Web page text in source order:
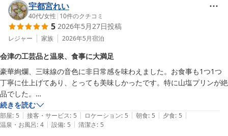
宇都宮れい
40代/女性 | 10件のクチコミ
5 2026年5月27日投稿
レジャー 家族 2026年5月宿泊
会津の工芸品と温泉、食事に大満足
豪華絢爛、三味線の音色に非日常感を味わえました。お食事も1つ1つ
丁寧に仕上げてあり、とっても美味しかったです。特に山塩プリンが絶
品でした。
またお部屋に会津木綿のクッションや本郷焼のマグカップなど、会津の
伝統工芸品が使用されており、見ても触っても楽しめ、滞在中は贅沢な
時間を過ごす事ができました。
続きを読む
部屋: 5 | 接客・サービス: 5 | ロケーション: 5 | 朝食: 5 | 夕食: 5 |
温泉・お風呂: 4 | 設備: 5 | 清潔さ: 5